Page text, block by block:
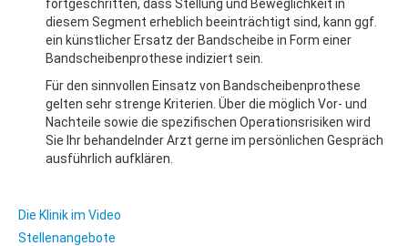
fortgeschritten, dass Stellung und Beweglichkeit in
diesem Segment erheblich beeinträchtigt sind, kann ggf.
ein künstlicher Ersatz der Bandscheibe in Form einer
Bandscheibenprothese indiziert sein.
Für den sinnvollen Einsatz von Bandscheibenprothese
gelten sehr strenge Kriterien. Über die möglich Vor- und
Nachteile sowie die spezifischen Operationsrisiken wird
Sie Ihr behandelnder Arzt gerne im persönlichen Gespräch
ausführlich aufklären.
Die Klinik im Video
Stellenangebote